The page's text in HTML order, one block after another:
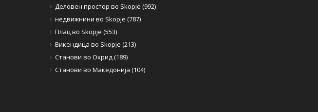
Деловен простор во Skopje (992)
недвижнини во Skopje (787)
Плац во Skopje (553)
Викендица во Skopje (213)
Станови во Охрид (189)
Станови во Македонија (104)